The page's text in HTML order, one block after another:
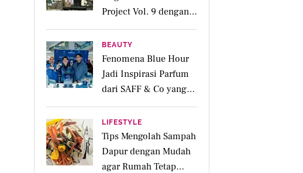
Project Vol. 9 dengan
Deretan Hitsnya
BEAUTY
Fenomena Blue Hour
Jadi Inspirasi Parfum
dari SAFF & Co yang
Beraroma Hangat dan
Memikat
LIFESTYLE
Tips Mengolah Sampah
Dapur dengan Mudah
agar Rumah Tetap